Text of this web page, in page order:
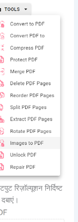
रिज़ॉल्यूशन निर्दिष्ट